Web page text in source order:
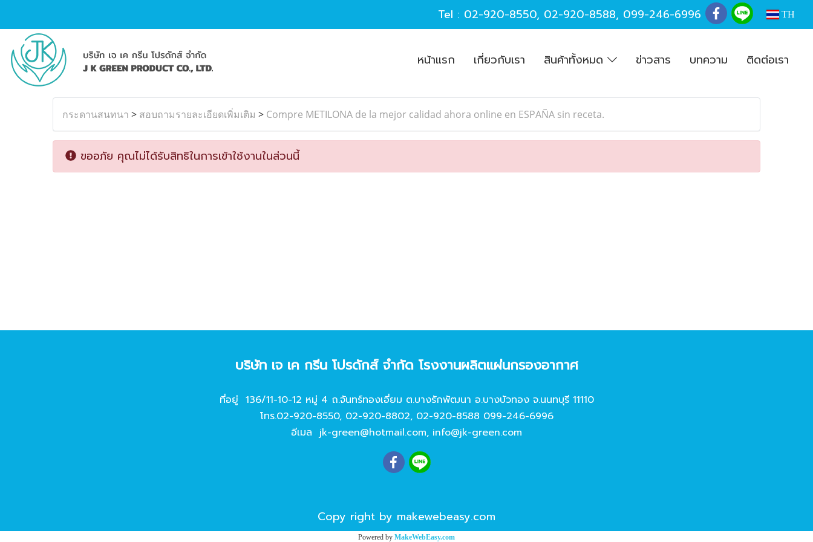
Tel : 02-920-8550, 02-920-8588, 099-246-6996 TH
หน้าแรก เกี่ยวกับเรา สินค้าทั้งหมด ข่าวสาร บทความ ติดต่อเรา
กระดานสนทนา > สอบถามรายละเอียดเพิ่มเติม > Compre METILONA de la mejor calidad ahora online en ESPAÑA sin receta.
ขออภัย คุณไม่ได้รับสิทธิในการเข้าใช้งานในส่วนนี้
บริษัท เจ เค กรีน โปรดักส์ จํากัด โรงงานผลิตแผ่นกรองอากาศ
ที่อยู่ 136/11-10-12 หมู่ 4 ถ.จันทร์ทองเอี่ยม ต.บางรักพัฒนา อ.บางบัวทอง จ.นนทบุรี 11110
โทร.02-920-8550, 02-920-8802, 02-920-8588 099-246-6996
อีเมล jk-green@hotmail.com, info@jk-green.com
Copy right by makewebeasy.com
Powered by MakeWebEasy.com